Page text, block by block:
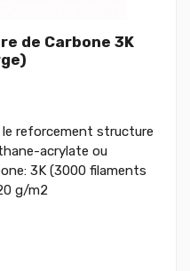
de Carbone 3K
le reforcement structure
acrylate ou
3K (3000 filaments
g/m2